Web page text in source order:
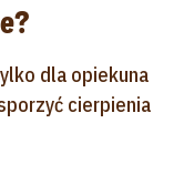
dla opiekuna
cierpienia